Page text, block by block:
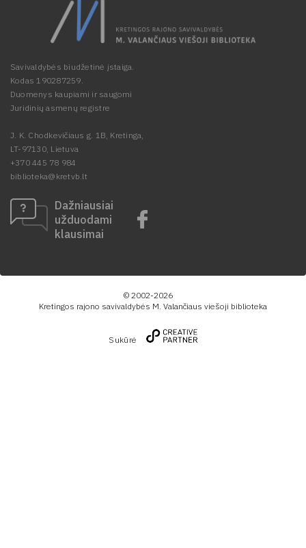
Savivaldybės biudžetinė įstaiga.
Kodas 190287259.
Duomenys kaupiami ir saugomi
Juridinių asmenų registre
J. K. Chodkevičiaus g. 1B, Kretinga,
LT-97130, Lietuva
+370 445 78 984
biblioteka@kretvb.lt
Dažniausiai
užduodami
klausimai
© 2002-2026
Kretingos rajono savivaldybės M. Valančiaus viešoji biblioteka
Sukūrė